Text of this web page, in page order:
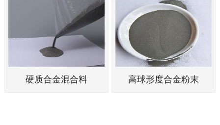
硬质合金混合料 高球形度合金粉末